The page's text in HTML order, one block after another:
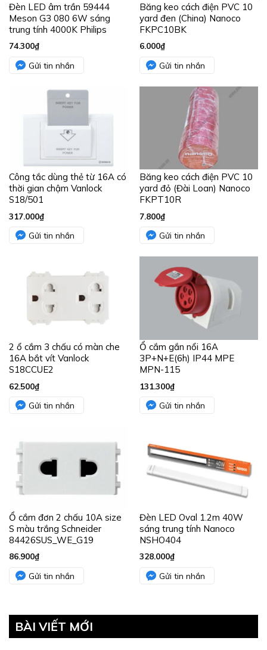
Đèn LED âm trần 59444
Meson G3 080 6W sáng
trung tính 4000K Philips
74.300₫
Gửi tin nhắn
Băng keo cách điện PVC 10
yard đen (China) Nanoco
FKPC10BK
6.000₫
Gửi tin nhắn
Công tắc dùng thẻ từ 16A có
thời gian chậm Vanlock
S18/501
317.000₫
Gửi tin nhắn
Băng keo cách điện PVC 10
yard đỏ (Đài Loan) Nanoco
FKPT10R
7.800₫
Gửi tin nhắn
2 ổ cắm 3 chấu có màn che
16A bắt vít Vanlock
S18CCUE2
62.500₫
Gửi tin nhắn
Ổ cắm gắn nổi 16A
3P+N+E(6h) IP44 MPE
MPN-115
131.300₫
Gửi tin nhắn
Ổ cắm đơn 2 chấu 10A size
S màu trắng Schneider
84426SUS_WE_G19
86.900₫
Gửi tin nhắn
Đèn LED Oval 1.2m 40W
sáng trung tính Nanoco
NSHO404
328.000₫
Gửi tin nhắn
BÀI VIẾT MỚI